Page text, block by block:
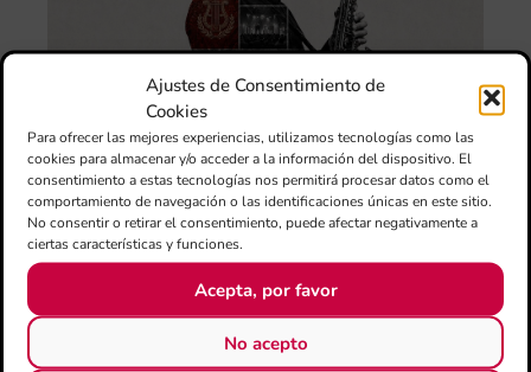
Ajustes de Consentimiento de
Cookies
Para ofrecer las mejores experiencias, utilizamos tecnologías como las
cookies para almacenar y/o acceder a la información del dispositivo. El
consentimiento a estas tecnologías nos permitirá procesar datos como el
comportamiento de navegación o las identificaciones únicas en este sitio.
No consentir o retirar el consentimiento, puede afectar negativamente a
ciertas características y funciones.
Acepta, por favor
No acepto